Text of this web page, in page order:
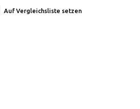
Auf Vergleichsliste setzen